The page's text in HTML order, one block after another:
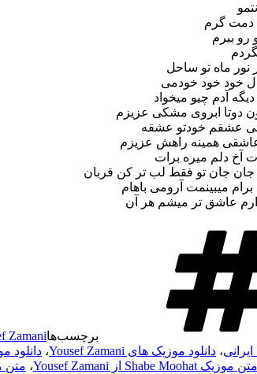
دمت گرم
رو ببرم
نور ماه تو ساحل
خود خود خودمی
آدم چیو میخواد
دوتا ابروی مشکی عزیزم
عشقم خودتو عشقه
همینه راهش عزیزم
آخ دلم میره برات
جان جان تو فقط لب تر کن قربان
برام میبینمت آرومی باهام
عاشق تر میشم هر آن
برچسب‌هاZamani
، دانلود موزیک های Yousef Zamani ، دانلود
متن موزیک Shabe Moohat از Yousef Zamani ، متن